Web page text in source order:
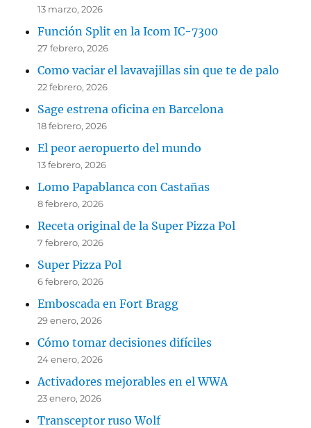
13 marzo, 2026
Función Split en la Icom IC-7300
27 febrero, 2026
Como vaciar el lavavajillas sin que te de palo
22 febrero, 2026
Sage estrena oficina en Barcelona
18 febrero, 2026
El peor aeropuerto del mundo
13 febrero, 2026
Lomo Papablanca con Castañas
8 febrero, 2026
Receta original de la Super Pizza Pol
7 febrero, 2026
Super Pizza Pol
6 febrero, 2026
Emboscada en Fort Bragg
29 enero, 2026
Cómo tomar decisiones difíciles
24 enero, 2026
Activadores mejorables en el WWA
23 enero, 2026
Transceptor ruso Wolf